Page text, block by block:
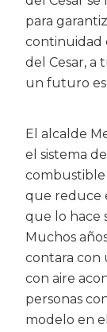
para
continuidad
del Cesar, a
un futuro
El alcalde
el sistema
combustible
que reduce
que lo hace
Muchos
contara con
con aire
personas
modelo en